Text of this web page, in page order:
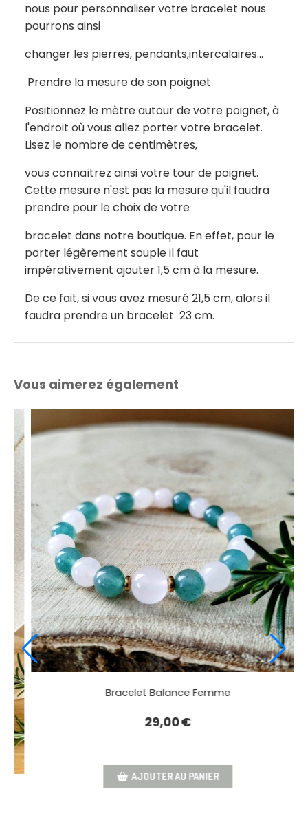
nous pour personnaliser votre bracelet nous
pourrons ainsi
changer les pierres, pendants,intercalaires...
Prendre la mesure de son poignet
Positionnez le mètre autour de votre poignet, à
l'endroit où vous allez porter votre bracelet.
Lisez le nombre de centimètres,
vous connaîtrez ainsi votre tour de poignet.
Cette mesure n'est pas la mesure qu'il faudra
prendre pour le choix de votre
bracelet dans notre boutique. En effet, pour le
porter légèrement souple il faut
impérativement ajouter 1,5 cm à la mesure.
De ce fait, si vous avez mesuré 21,5 cm, alors il
faudra prendre un bracelet 23 cm.
Vous aimerez également
Bracelet cordon aventurine verte
12,00